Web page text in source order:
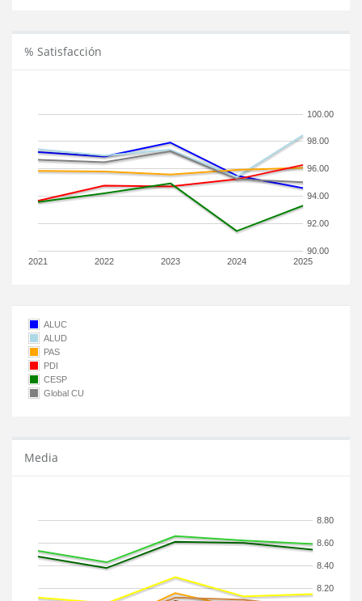
% Satisfacción
2021 2022 2023 2024 2025
90.00
92.00
94.00
96.00
98.00
100.00
ALUC
ALUD
PAS
PDI
CESP
Global CU
Media
8.20
8.40
8.60
8.80